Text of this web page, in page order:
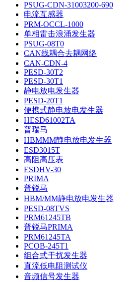
PSUG-CDN-31003200-690
电流互感器
PRM-OCCL-1000
单相雷击浪涌发生器
PSUG-08T0
CAN线耦合去耦网络
CAN-CDN-4
PESD-30T2
PESD-30T1
静电放电发生器
PESD-20T1
便携式静电放电发生器
HESD61002TA
普瑞马
HBMMM静电放电发生器
ESD3015T
高阻高压表
ESDHV-30
PRIMA
普锐马
HBM/MM静电放电发生器
PESD-08TVS
PRM61245TB
普锐马PRIMA
PRM61245TA
PCOB-245T1
组合式干扰发生器
直流低电阻测试仪
音频信号发生器